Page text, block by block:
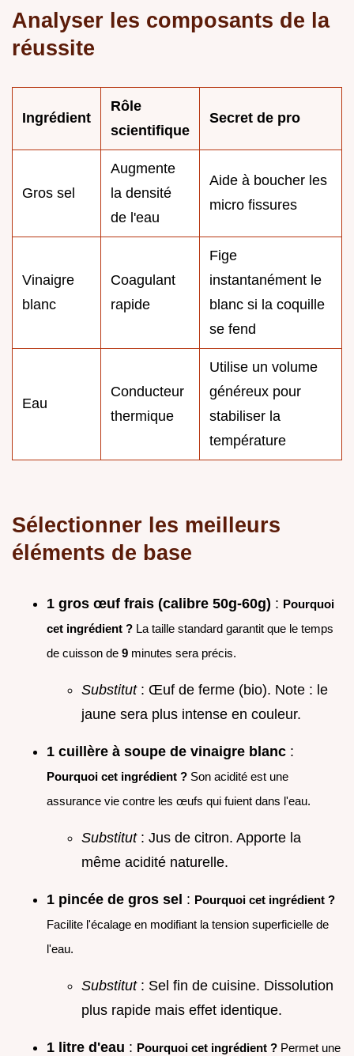
Analyser les composants de la
réussite
Ingrédient
Rôle
scientifique
Secret de pro
Gros sel
Augmente
la densité
de l'eau
Aide à boucher les
micro fissures
Vinaigre
blanc
Coagulant
rapide
Fige
instantanément le
blanc si la coquille
se fend
Eau
Conducteur
thermique
Utilise un volume
généreux pour
stabiliser la
température
Sélectionner les meilleurs
éléments de base
1 gros œuf frais (calibre 50g-60g) : Pourquoi
cet ingrédient ? La taille standard garantit que le temps
de cuisson de 9 minutes sera précis.
Substitut: Œuf de ferme (bio). Note : le
jaune sera plus intense en couleur.
1 cuillère à soupe de vinaigre blanc :
Pourquoi cet ingrédient ? Son acidité est une
assurance vie contre les œufs qui fuient dans l'eau.
Substitut: Jus de citron. Apporte la
même acidité naturelle.
1 pincée de gros sel : Pourquoi cet ingrédient ?
Facilite l'écalage en modifiant la tension superficielle de
l'eau.
Substitut: Sel fin de cuisine. Dissolution
plus rapide mais effet identique.
1 litre d'eau : Pourquoi cet ingrédient ? Permet une